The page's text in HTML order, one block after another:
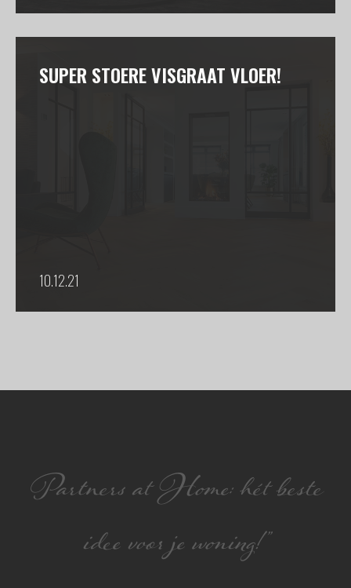
SUPER STOERE VISGRAAT VLOER!
10.12.21
Partners at Home: hét beste
idee voor je woning!”